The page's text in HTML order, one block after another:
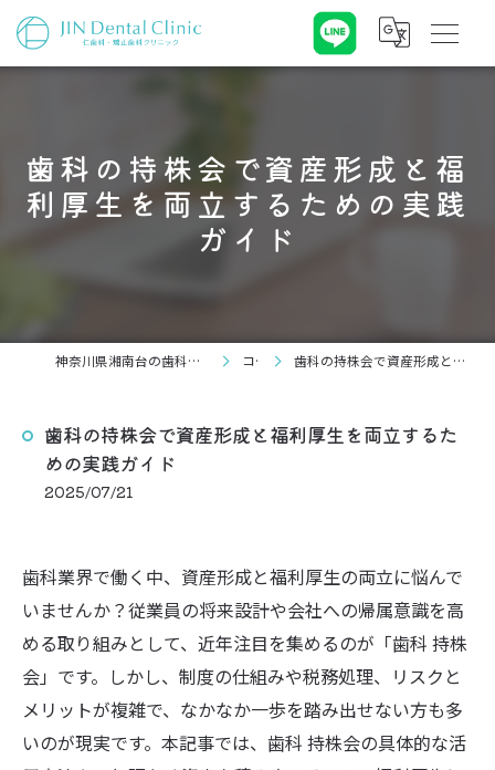
歯科の持株会で資産形成と福
利厚生を両立するための実践
ガイド
神奈川県湘南台の歯科なら仁歯科・矯正歯科クリニック コラム 歯科の持株会で資産形成と福利厚生を両立するための実践ガイド
歯科の持株会で資産形成と福利厚生を両立するた
めの実践ガイド
2025/07/21
歯科業界で働く中、資産形成と福利厚生の両立に悩んで
いませんか？従業員の将来設計や会社への帰属意識を高
める取り組みとして、近年注目を集めるのが「歯科 持株
会」です。しかし、制度の仕組みや税務処理、リスクと
メリットが複雑で、なかなか一歩を踏み出せない方も多
いのが現実です。本記事では、歯科 持株会の具体的な活